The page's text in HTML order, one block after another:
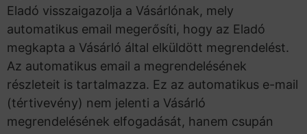
Eladó visszaigazolja a Vásárlónak, mely
automatikus email megerősíti, hogy az Eladó
megkapta a Vásárló által elküldött megrendelést.
Az automatikus email a megrendelésének
részleteit is tartalmazza. Ez az automatikus e-mail
(tértivevény) nem jelenti a Vásárló
megrendelésének elfogadását, hanem csupán